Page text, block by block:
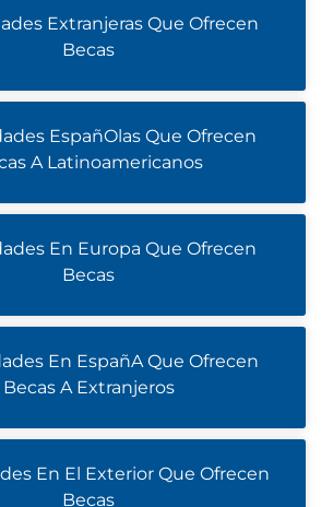
Extranjeras Que Ofrecen
Becas
EspañOlas Que Ofrecen
A Latinoamericanos
En Europa Que Ofrecen
Becas
En EspañA Que Ofrecen
Becas A Extranjeros
En El Exterior Que Ofrecen
Becas